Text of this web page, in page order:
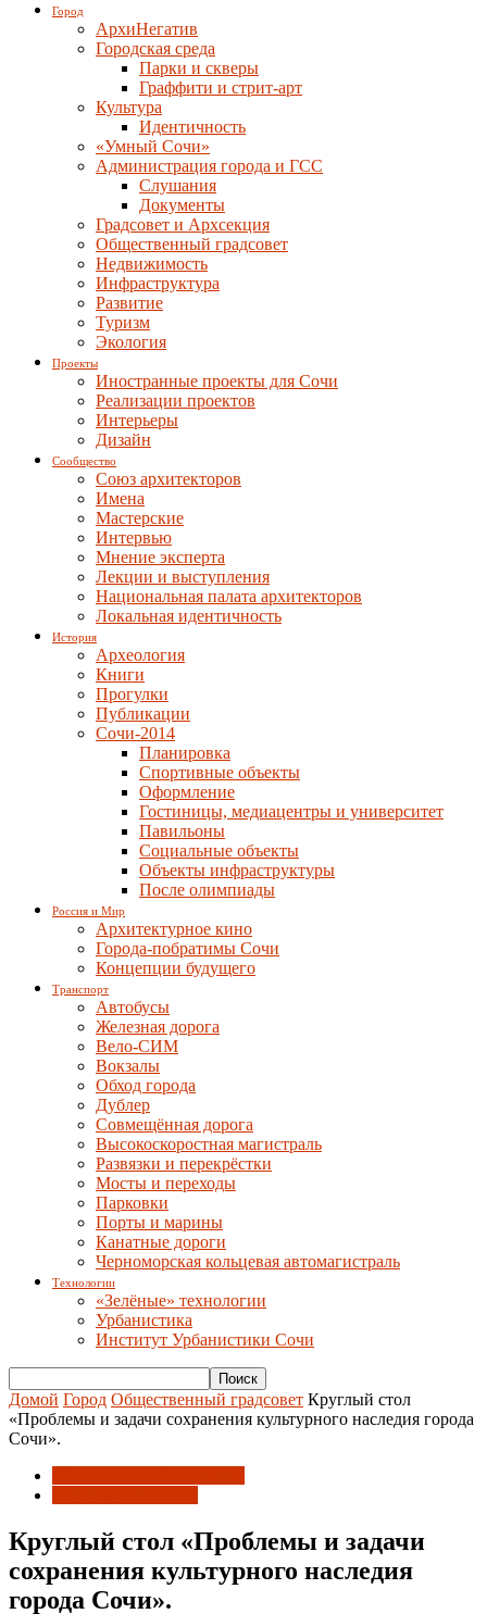
Город
АрхиНегатив
Городская среда
Парки и скверы
Граффити и стрит-арт
Культура
Идентичность
«Умный Сочи»
Администрация города и ГСС
Слушания
Документы
Градсовет и Архсекция
Общественный градсовет
Недвижимость
Инфраструктура
Развитие
Туризм
Экология
Проекты
Иностранные проекты для Сочи
Реализации проектов
Интерьеры
Дизайн
Сообщество
Союз архитекторов
Имена
Мастерские
Интервью
Мнение эксперта
Лекции и выступления
Национальная палата архитекторов
Локальная идентичность
История
Археология
Книги
Прогулки
Публикации
Сочи-2014
Планировка
Спортивные объекты
Оформление
Гостиницы, медиацентры и университет
Павильоны
Социальные объекты
Объекты инфраструктуры
После олимпиады
Россия и Мир
Архитектурное кино
Города-побратимы Сочи
Концепции будущего
Транспорт
Автобусы
Железная дорога
Вело-СИМ
Вокзалы
Обход города
Дублер
Совмещённая дорога
Высокоскоростная магистраль
Развязки и перекрёстки
Мосты и переходы
Парковки
Порты и марины
Канатные дороги
Черноморская кольцевая автомагистраль
Технологии
«Зелёные» технологии
Урбанистика
Институт Урбанистики Сочи
Домой Город Общественный градсовет Круглый стол
«Проблемы и задачи сохранения культурного наследия города
Сочи».
Круглый стол «Проблемы и задачи
сохранения культурного наследия
города Сочи».